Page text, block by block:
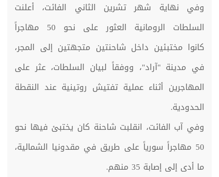
وفي نهاية شهر تشرين الثاني الفائت، أعلنت
السلطات الرومانية العثور على نحو 50 مهاجراً
كانوا مختبئين داخل شاحنتين متجهتين إلى المجر،
في مدينة "آراد"، ووفقاً لبيان السلطات، عثر على
المهاجرين أثناء عملية تفتيش روتينية عند النقطة
الحدودية.
وفي آب الفائت، انقلبت شاحنة كان يختبئ فيها نحو
50 مهاجراً سورياً على طريق في مقدونيا الشمالية،
ما أدى إلى إصابة 35 منهم.